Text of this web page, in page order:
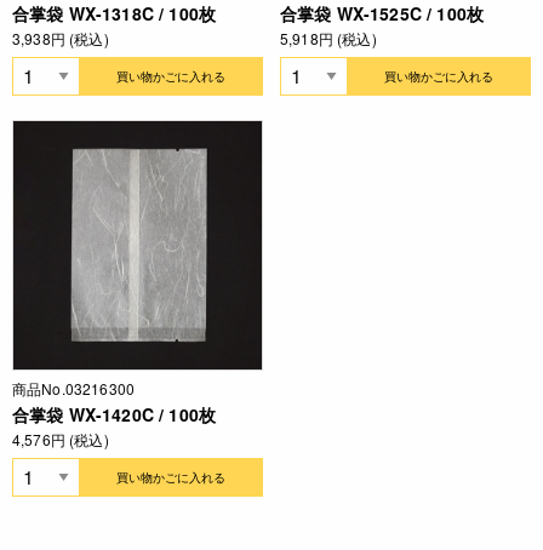
合掌袋 WX-1318C / 100枚
3,938円 (税込)
買い物かごに入れる
合掌袋 WX-1525C / 100枚
5,918円 (税込)
買い物かごに入れる
商品No.03216300
合掌袋 WX-1420C / 100枚
4,576円 (税込)
買い物かごに入れる